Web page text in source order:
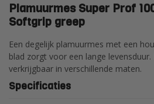
Plamuurmes Super Prof
Softgrip greep
Een degelijk plamuurmes met een
blad zorgt voor een lange
verkrijgbaar in verschillende maten.
Specificaties